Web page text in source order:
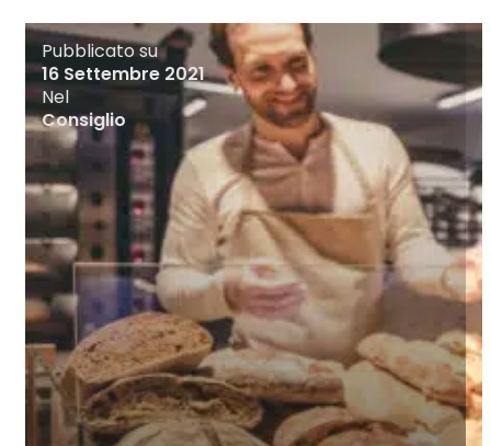
Pubblicato su
16 Settembre 2021
Nel
Consiglio